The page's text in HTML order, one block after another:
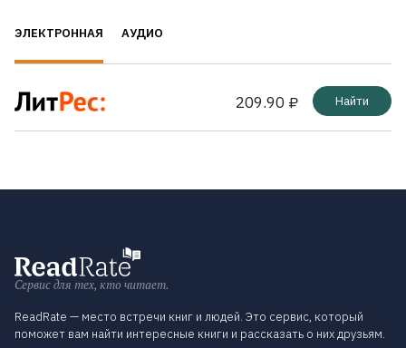
ЭЛЕКТРОННАЯ АУДИО
209.90 ₽ Найти
Сервис для тех, кто читает.
ReadRate — место встречи книг и людей. Это сервис, который
поможет вам найти интересные книги и рассказать о них друзьям.